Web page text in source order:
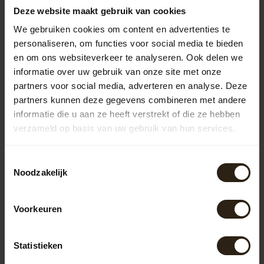
Deze website maakt gebruik van cookies
We gebruiken cookies om content en advertenties te
personaliseren, om functies voor social media te bieden
en om ons websiteverkeer te analyseren. Ook delen we
informatie over uw gebruik van onze site met onze
partners voor social media, adverteren en analyse. Deze
partners kunnen deze gegevens combineren met andere
informatie die u aan ze heeft verstrekt of die ze hebben
verzameld op basis van uw gebruik van hun services.
Noodzakelijk
Voorkeuren
Statistieken
onderhoudsvriendelijk en verkrijgbaar in verschillende
kleuren en vormen, waardoor ze in elke tuin passen.
Houten regentonnen
De houten regentonnen van Barrel Atelier zijn vervaardigd
uit gerecyclede wijn-, whisky- of portvaten. Deze unieke
regentonnen combineren functionaliteit met een
robuuste uitstraling, waardoor ze niet alleen praktisch
zijn, maar ook een stijlvolle toevoeging aan je tuin in
Landgraaf vormen.
bekendstaan om hun stevigheid en lange levensduur. Het
strakke design van zink past perfect bij moderne tuinen
regentonnen bestand tegen diverse
weersomstandigheden, wat ze ideaal maakt voor het
Regentonnen met pomp of kraan